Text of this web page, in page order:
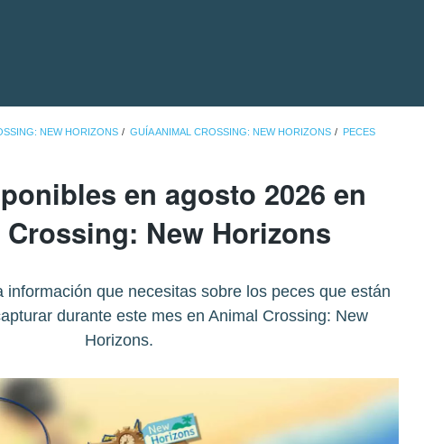
NEW HORIZONS GUÍA ANIMAL CROSSING: NEW HORIZONS PECES
en agosto 2026 en
New Horizons
información que necesitas sobre los peces que están
durante este mes en Animal Crossing: New
Horizons.